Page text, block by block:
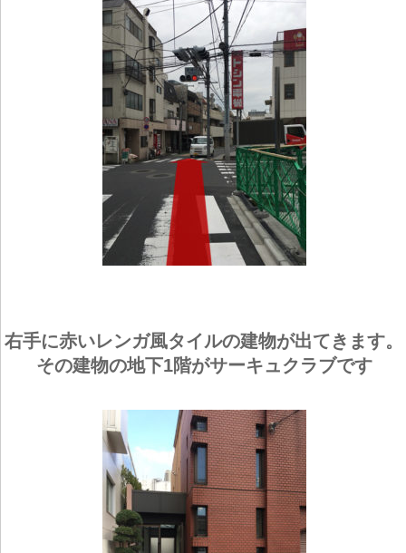
右手に赤いレンガ風タイルの建物が出てきます。
その建物の地下1階がサーキュクラブです